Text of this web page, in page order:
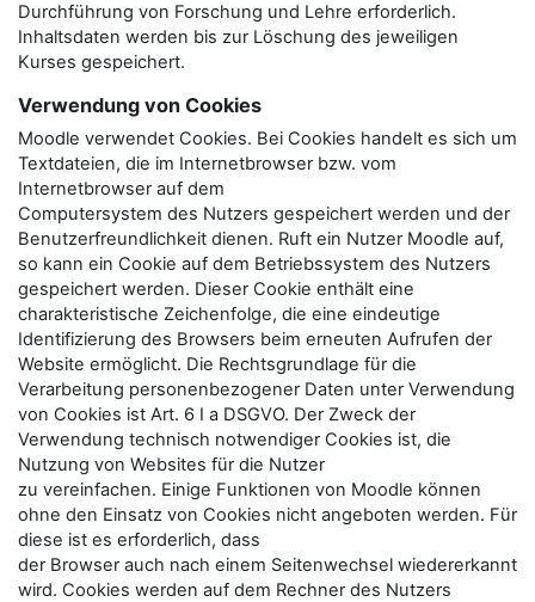
Durchführung von Forschung und Lehre erforderlich.
Inhaltsdaten werden bis zur Löschung des jeweiligen
Kurses gespeichert.
Verwendung von Cookies
Moodle verwendet Cookies. Bei Cookies handelt es sich um
Textdateien, die im Internetbrowser bzw. vom
Internetbrowser auf dem
Computersystem des Nutzers gespeichert werden und der
Benutzerfreundlichkeit dienen. Ruft ein Nutzer Moodle auf,
so kann ein Cookie auf dem Betriebssystem des Nutzers
gespeichert werden. Dieser Cookie enthält eine
charakteristische Zeichenfolge, die eine eindeutige
Identifizierung des Browsers beim erneuten Aufrufen der
Website ermöglicht. Die Rechtsgrundlage für die
Verarbeitung personenbezogener Daten unter Verwendung
von Cookies ist Art. 6 I a DSGVO. Der Zweck der
Verwendung technisch notwendiger Cookies ist, die
Nutzung von Websites für die Nutzer
zu vereinfachen. Einige Funktionen von Moodle können
ohne den Einsatz von Cookies nicht angeboten werden. Für
diese ist es erforderlich, dass
der Browser auch nach einem Seitenwechsel wiedererkannt
wird. Cookies werden auf dem Rechner des Nutzers